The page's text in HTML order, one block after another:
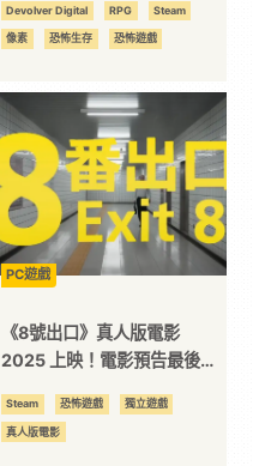
Devolver Digital RPG Steam
像素 恐怖生存 恐怖遊戲
PC遊戲
《8號出口》真人版電影
2025 上映！電影預告最後一
Steam 恐怖遊戲 獨立遊戲
真人版電影